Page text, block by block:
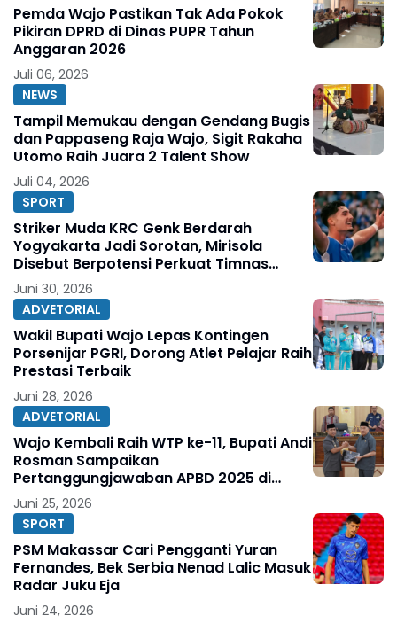
Pemda Wajo Pastikan Tak Ada Pokok
Pikiran DPRD di Dinas PUPR Tahun
Anggaran 2026
Juli 06, 2026
NEWS
Tampil Memukau dengan Gendang Bugis
dan Pappaseng Raja Wajo, Sigit Rakaha
Utomo Raih Juara 2 Talent Show
Juli 04, 2026
SPORT
Striker Muda KRC Genk Berdarah
Yogyakarta Jadi Sorotan, Mirisola
Disebut Berpotensi Perkuat Timnas
Indonesia
Juni 30, 2026
ADVETORIAL
Wakil Bupati Wajo Lepas Kontingen
Porsenijar PGRI, Dorong Atlet Pelajar Raih
Prestasi Terbaik
Juni 28, 2026
ADVETORIAL
Wajo Kembali Raih WTP ke-11, Bupati Andi
Rosman Sampaikan
Pertanggungjawaban APBD 2025 di
DPRD
Juni 25, 2026
SPORT
PSM Makassar Cari Pengganti Yuran
Fernandes, Bek Serbia Nenad Lalic Masuk
Radar Juku Eja
Juni 24, 2026